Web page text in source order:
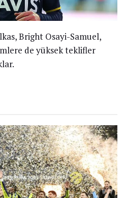
Bright Osayi-Samuel,
de yüksek teklifler